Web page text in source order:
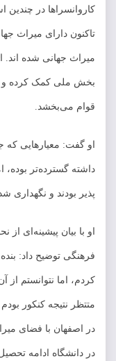
کاروانسراها در چندین
تاکنون دارای میراث
میراث جهانی شده اند.
بخش ملی کمک کرده و
قوام می‌بخشد.
او گفت: معیارهایی که
داشته گسترده‌تر بوده،
پذیر بودند و نگهداری
او با بیان پیشینه‌ای
فرهنگی توضیح داد:
کردم، اما نتوانستم از
متتظر نتیجه کنکور
در اصفهان با فضای
در دانشگاه ادامه